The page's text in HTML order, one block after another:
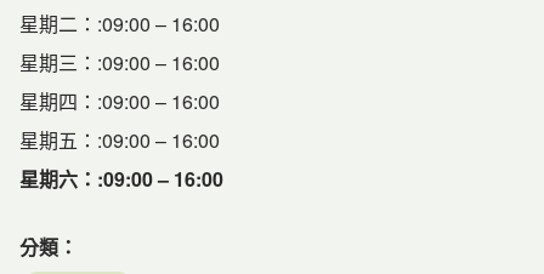
星期二：:09:00 – 16:00
星期三：:09:00 – 16:00
星期四：:09:00 – 16:00
星期五：:09:00 – 16:00
星期六：:09:00 – 16:00
分類 ：